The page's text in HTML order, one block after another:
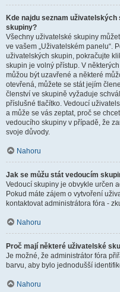
Kde najdu seznam
skupiny?
Všechny uživatelské skupiny
ve vašem „Uživatelském panelu“.
uživatelských skupin, pokračujte
skupin je volný přístup. V
můžou být uzavřené a některé
otevřená, můžete se stát jejím
členství ve skupině vyžaduje
příslušné tlačítko. Vedoucí
a může se vás zeptat, proč se
vedoucího skupiny v případě, že
svoje důvody.
Nahoru
Jak se můžu stát vedoucím
Vedoucí skupiny je obvykle určen
Pokud máte zájem o vytvoření
kontaktovat administrátora fóra -
Nahoru
Proč mají některé uživatelské
Je možné, že administrátor fóra
barvu, aby bylo jednodušší
Nahoru